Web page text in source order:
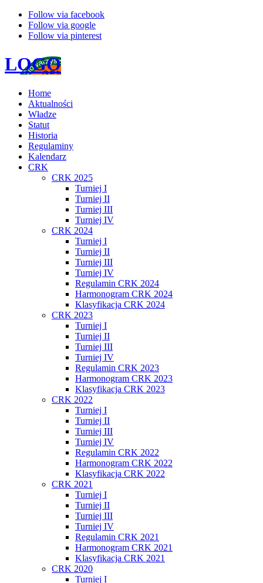
Follow via facebook
Follow via google
Follow via pinterest
LOGO
Home
Aktualności
Władze
Statut
Historia
Regulaminy
Kalendarz
CRK
CRK 2025
Turniej I
Turniej II
Turniej III
Turniej IV
CRK 2024
Turniej I
Turniej II
Turniej III
Turniej IV
Regulamin CRK 2024
Harmonogram CRK 2024
Klasyfikacja CRK 2024
CRK 2023
Turniej I
Turniej II
Turniej III
Turniej IV
Regulamin CRK 2023
Harmonogram CRK 2023
Klasyfikacja CRK 2023
CRK 2022
Turniej I
Turniej II
Turniej III
Turniej IV
Regulamin CRK 2022
Harmonogram CRK 2022
Klasyfikacja CRK 2022
CRK 2021
Turniej I
Turniej II
Turniej III
Turniej IV
Regulamin CRK 2021
Harmonogram CRK 2021
Klasyfikacja CRK 2021
CRK 2020
Turniej I